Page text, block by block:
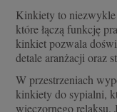
Kinkiety to niezwykle
które łączą funkcję
kinkiet pozwala
detale aranżacji oraz
W przestrzeniach
kinkiety do sypialni,
wieczornego relaksu.